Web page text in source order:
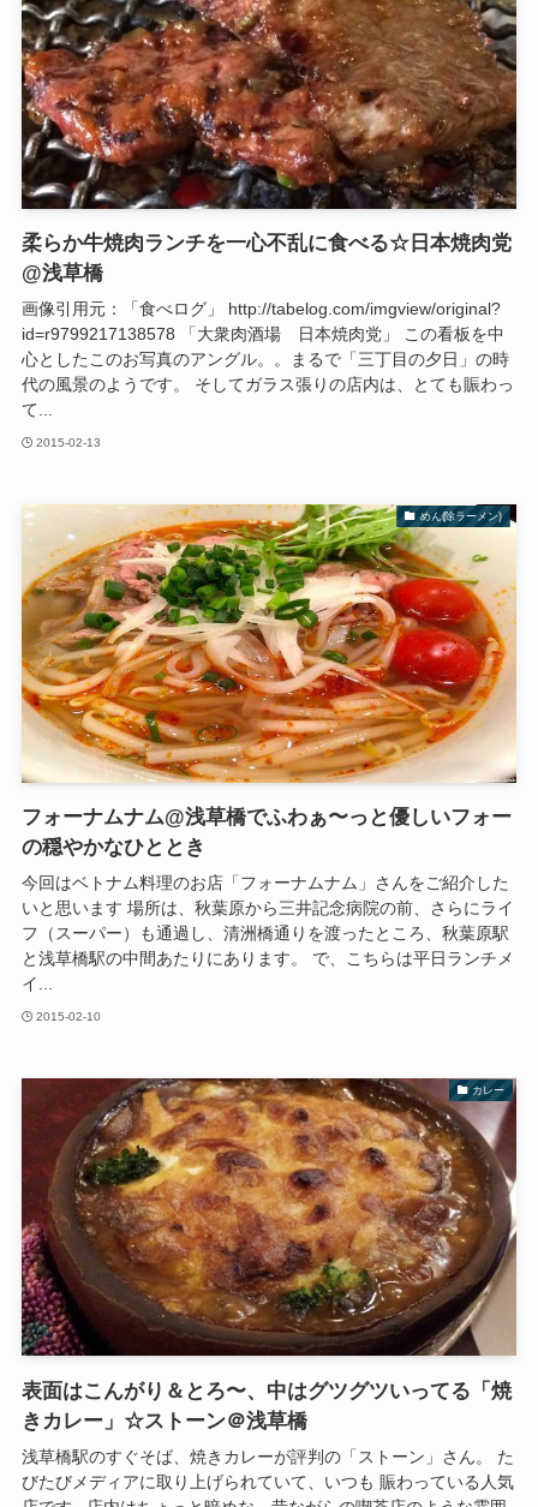
柔らか牛焼肉ランチを一心不乱に食べる☆日本焼肉党
@浅草橋
画像引用元：「食べログ」 http://tabelog.com/imgview/original?
id=r9799217138578 「大衆肉酒場 日本焼肉党」 この看板を中
心としたこのお写真のアングル。。まるで「三丁目の夕日」の時
代の風景のようです。 そしてガラス張りの店内は、とても賑わっ
て...
2015-02-13
めん(除ラーメン)
フォーナムナム@浅草橋でふわぁ〜っと優しいフォー
の穏やかなひととき
今回はベトナム料理のお店「フォーナムナム」さんをご紹介した
いと思います 場所は、秋葉原から三井記念病院の前、さらにライ
フ（スーパー）も通過し、清洲橋通りを渡ったところ、秋葉原駅
と浅草橋駅の中間あたりにあります。 で、こちらは平日ランチメ
イ...
2015-02-10
カレー
表面はこんがり＆とろ〜、中はグツグツいってる「焼
きカレー」☆ストーン＠浅草橋
浅草橋駅のすぐそば、焼きカレーが評判の「ストーン」さん。 た
びたびメディアに取り上げられていて、いつも 賑わっている人気